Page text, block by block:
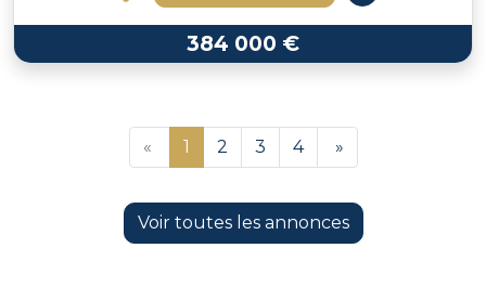
384 000 €
« 1 2 3 4 »
Voir toutes les annonces